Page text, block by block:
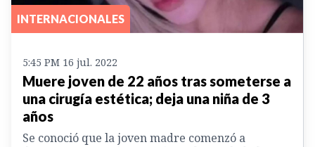
INTERNACIONALES
5:45 PM 16 jul. 2022
Muere joven de 22 años tras someterse a
una cirugía estética; deja una niña de 3
años
Se conoció que la joven madre comenzó a